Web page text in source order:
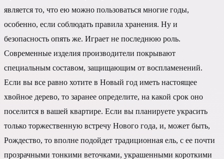
является то, что ею можно пользоваться многие годы,
особенно, если соблюдать правила хранения. Ну и
безопасность опять же. Играет не последнюю роль.
Современные изделия производители покрывают
специальным составом, защищающим от воспламенений.
Если вы все равно хотите в Новый год иметь настоящее
хвойное дерево, то заранее определите, на какой срок оно
поселится в вашей квартире. Если вы планируете украсить
только торжественную встречу Нового года, и, может быть,
Рождество, то вполне подойдет традиционная ель, с ее почти
прозрачными тонкими веточками, украшенными короткими